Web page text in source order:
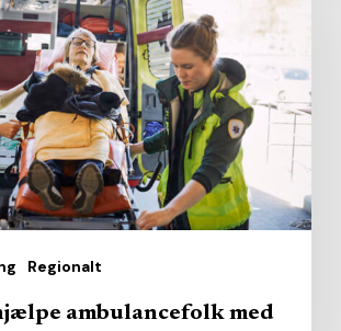
Regionalt
ambulancefolk med